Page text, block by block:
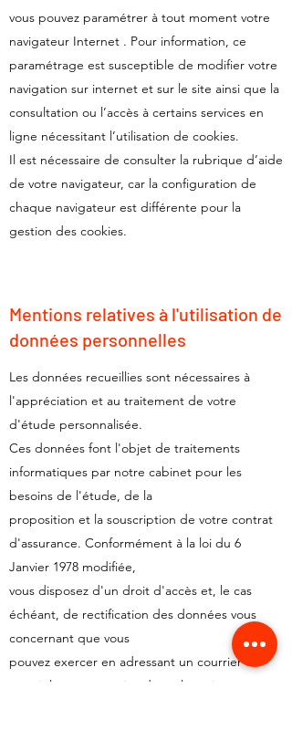
vous pouvez paramétrer à tout moment votre
navigateur Internet . Pour information, ce
paramétrage est susceptible de modifier votre
navigation sur internet et sur le site ainsi que la
consultation ou l’accès à certains services en
ligne nécessitant l’utilisation de cookies.
Il est nécessaire de consulter la rubrique d’aide
de votre navigateur, car la configuration de
chaque navigateur est différente pour la
gestion des cookies.
Mentions relatives à l'utilisation de
données personnelles
Les données recueillies sont nécessaires à
l'appréciation et au traitement de votre
d'étude personnalisée.
Ces données font l'objet de traitements
informatiques par notre cabinet pour les
besoins de l'étude, de la
proposition et la souscription de votre contrat
d'assurance. Conformément à la loi du 6
Janvier 1978 modifiée,
vous disposez d'un droit d'accès et, le cas
échéant, de rectification des données vous
concernant que vous
pouvez exercer en adressant un courrier ou
courriel à notre service de réclamation à